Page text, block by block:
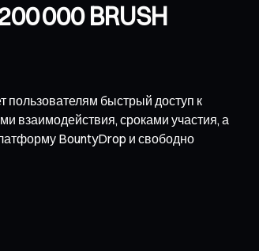
000 BRUSH
быстрый доступ к
взаимодействия, сроками участия, а
BountyDrop и свободно